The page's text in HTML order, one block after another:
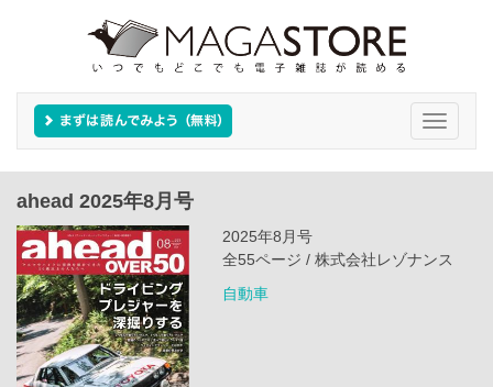
Toggle
ahead 2025年8月号
2025年8月号
全55ページ / 株式会社レゾナンス
自動車